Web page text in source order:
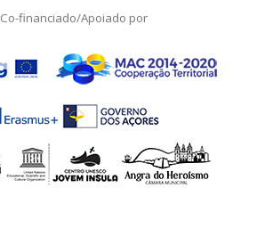
Co-financiado/Apoiado por